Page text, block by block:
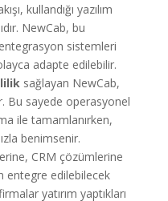
kullandığı yazılım
NewCab, bu
sistemleri
adapte edilebilir.
sağlayan NewCab,
Bu sayede operasyonel
ile tamamlanırken,
benimsenir.
CRM çözümlerine
entegre edilebilecek
yatırım yaptıkları